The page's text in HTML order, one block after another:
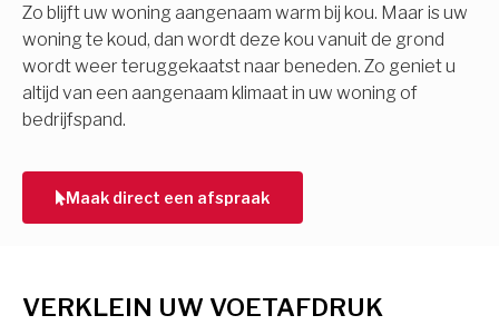
Zo blijft uw woning aangenaam warm bij kou. Maar is uw
woning te koud, dan wordt deze kou vanuit de grond
wordt weer teruggekaatst naar beneden. Zo geniet u
altijd van een aangenaam klimaat in uw woning of
bedrijfspand.
Maak direct een afspraak
VERKLEIN UW VOETAFDRUK